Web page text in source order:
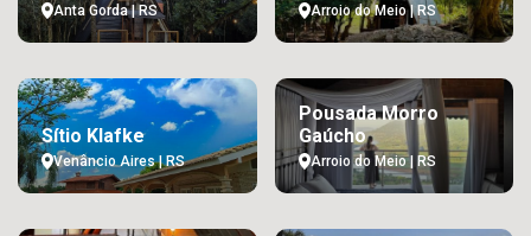
Anta Gorda | RS Arroio do Meio | RS
Sítio Klafke
Venâncio Aires | RS
Pousada Morro
Gaúcho
Arroio do Meio | RS